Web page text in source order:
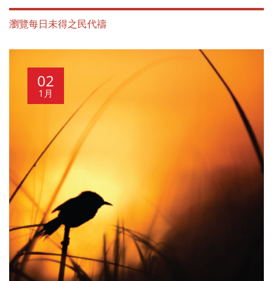
瀏覽每日未得之民代禱
02
1月